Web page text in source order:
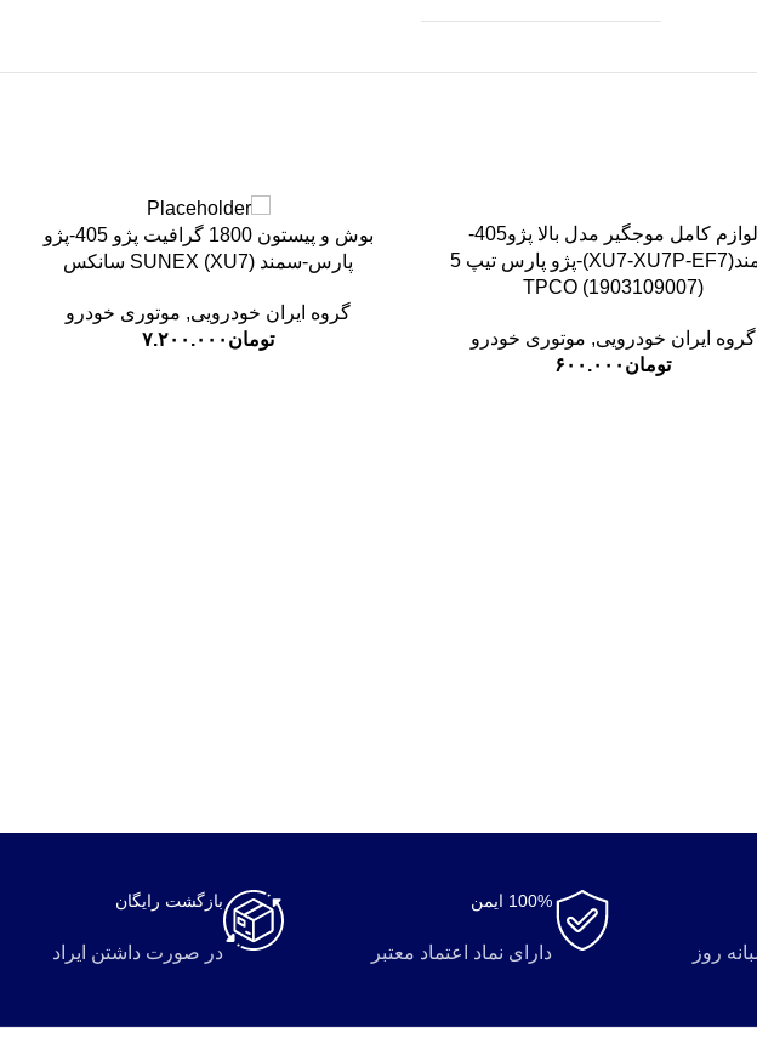
لوازم کامل موجگیر مدل بالا پژو405-
سمند(XU7-XU7P-EF7)-پژو پارس تیپ 5
TPCO (1903109007)
گروه ایران خودرویی, موتوری خودرو
تومان ۶۰۰.۰۰۰
بوش و پیستون 1800 گرافیت پژو 405-پژو
پارس-سمند (XU7) SUNEX سانکس
گروه ایران خودرویی, موتوری خودرو
تومان ۷.۲۰۰.۰۰۰
100% ایمن
دارای نماد اعتماد معتبر
بازگشت رایگان
در صورت داشتن ایراد